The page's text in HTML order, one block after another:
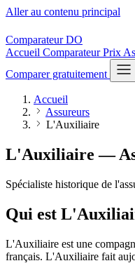
Aller au contenu principal
ComparateurDO
Accueil ComparateurPrix
Comparer gratuitement
Accueil
Assureurs
L'Auxiliaire
L'Auxiliaire —
Spécialiste historique de
Qui est
L'Auxiliaire est une
français. L'Auxiliaire fait